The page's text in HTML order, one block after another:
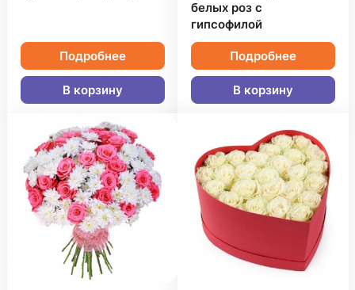
Подробнее
В корзину
белых роз с
гипсофилой
Подробнее
В корзину